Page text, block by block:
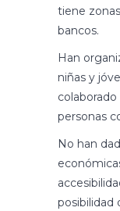
tiene
bancos.
Han
niñas y
personas
No han
posibilidad